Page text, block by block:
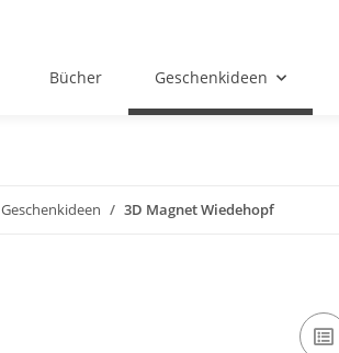
Bücher Geschenkideen
Geschenkideen 3D Magnet Wiedehopf